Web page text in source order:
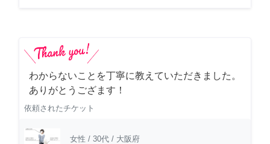
わからないことを丁寧に教えていただきました。
ありがとうござます！
依頼されたチケット
女性 / 30代 / 大阪府